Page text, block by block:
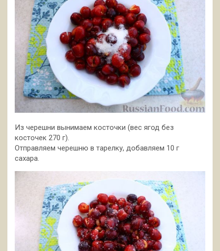
Из черешни вынимаем косточки (вес ягод без
косточек 270 г).
Отправляем черешню в тарелку, добавляем 10 г
сахара.